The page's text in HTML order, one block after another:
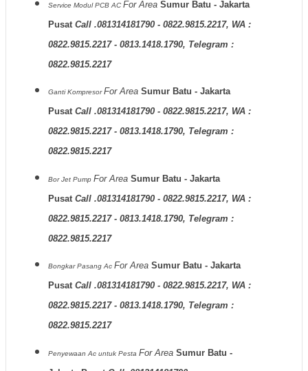
Service Modul PCB AC For Area Sumur Batu - Jakarta
PusatCall .081314181790 - 0822.9815.2217, WA :
0822.9815.2217 - 0813.1418.1790, Telegram :
0822.9815.2217
Ganti KompresorFor Area Sumur Batu - Jakarta
PusatCall .081314181790 - 0822.9815.2217, WA :
0822.9815.2217 - 0813.1418.1790, Telegram :
0822.9815.2217
Bor Jet Pump For Area Sumur Batu - Jakarta
PusatCall .081314181790 - 0822.9815.2217, WA :
0822.9815.2217 - 0813.1418.1790, Telegram :
0822.9815.2217
Bongkar Pasang Ac For Area Sumur Batu - Jakarta
PusatCall .081314181790 - 0822.9815.2217, WA :
0822.9815.2217 - 0813.1418.1790, Telegram :
0822.9815.2217
Penyewaan Ac untuk Pesta For Area Sumur Batu -